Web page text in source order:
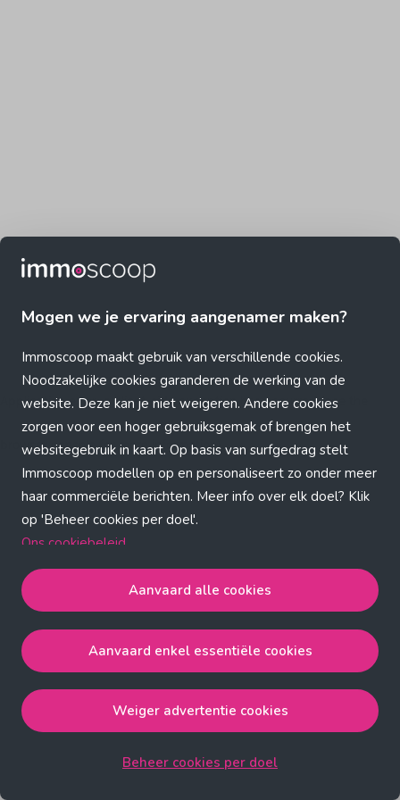
Mogen we je ervaring aangenamer maken?
Immoscoop maakt gebruik van verschillende cookies.
Noodzakelijke cookies garanderen de werking van de
website. Deze kan je niet weigeren. Andere cookies
zorgen voor een hoger gebruiksgemak of brengen het
websitegebruik in kaart. Op basis van surfgedrag stelt
Immoscoop modellen op en personaliseert zo onder meer
haar commerciële berichten. Meer info over elk doel? Klik
op 'Beheer cookies per doel'.
Ons cookiebeleid
Aanvaard alle cookiesgaat akkoord met de strict
noodzakelijke, analytische, functionele en advertentie
cookies.
de strict noodzakelijke cookies.
Weiger advertentie cookiesgaat akkoord met de strict
Aanvaard alle cookies
Aanvaard enkel essentiële cookies
Weiger advertentie cookies
Beheer cookies per doel
Application error: a client-side exception has occurred (see the
browser console for more information)